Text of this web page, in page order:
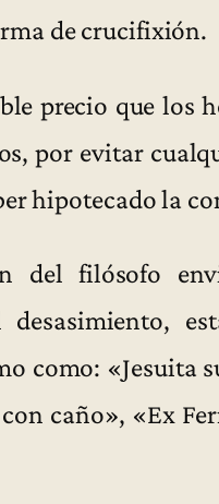
de crucifixión.
precio que los
por evitar
hipotecado la
del filósofo
como: «Jesuita
caño», «Ex